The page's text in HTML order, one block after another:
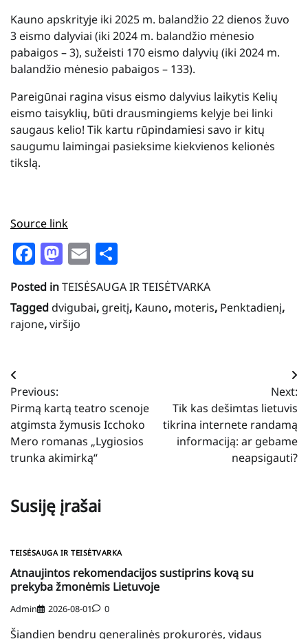
Kauno apskrityje iki 2025 m. balandžio 22 dienos žuvo
3 eismo dalyviai (iki 2024 m. balandžio mėnesio
pabaigos – 3), sužeisti 170 eismo dalyvių (iki 2024 m.
balandžio mėnesio pabaigos – 133).
Pareigūnai ragina visus eismo dalyvius laikytis Kelių
eismo taisyklių, būti drausmingiems kelyje bei linki
saugaus kelio! Tik kartu rūpindamiesi savo ir kitų
saugumu laimingai pasieksime kiekvienos kelionės
tikslą.
Source link
Facebook
Mastodon
Email
Posted inTEISĖSAUGA IR TEISĖTVARKA
Taggeddvigubai, greitį, Kauno, moteris, Penktadienį,
rajone,viršijo
Navigacija
tarp
įrašų
Previous:
Pirmą kartą teatro scenoje
atgimsta žymusis Icchoko
Mero romanas „Lygiosios
trunka akimirką“
Next:
Tik kas dešimtas lietuvis
tikrina internete randamą
informaciją: ar gebame
neapsigauti?
Susiję įrašai
TEISĖSAUGA IR TEISĖTVARKA
Atnaujintos rekomendacijos sustiprins kovą su
prekyba žmonėmis Lietuvoje
Admin 2026-08-01 0
Šiandien bendru generalinės prokurorės, vidaus